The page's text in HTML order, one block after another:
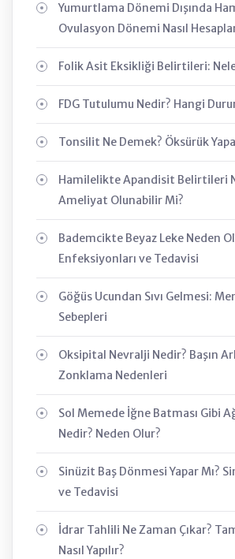
Yumurtlama Dönemi Dışında
Ovulasyon Dönemi Nasıl
Folik Asit Eksikliği Belirtileri:
FDG Tutulumu Nedir? Hangi
Tonsilit Ne Demek? Öksürük
Hamilelikte Apandisit Belirtileri
Ameliyat Olunabilir Mi?
Bademcikte Beyaz Leke Neden
Enfeksiyonları ve Tedavisi
Göğüs Ucundan Sıvı Gelmesi:
Sebepleri
Oksipital Nevralji Nedir? Başın
Zonklama Nedenleri
Sol Memede İğne Batması Gibi
Nedir? Neden Olur?
Sinüzit Baş Dönmesi Yapar Mı?
ve Tedavisi
İdrar Tahlili Ne Zaman Çıkar?
Nasıl Yapılır?